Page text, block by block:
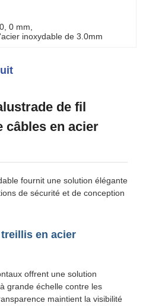
0 mm
inoxydable de 3.0mm
de fil
câbles en acier
fournit une solution élégante
de sécurité et de conception
en acier
offrent une solution
grande échelle contre les
maintient la visibilité